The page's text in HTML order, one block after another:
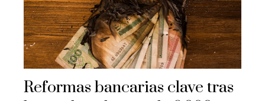
Reformas bancarias clave tras